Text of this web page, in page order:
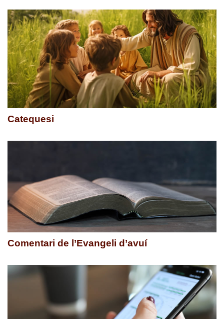
Catequesi
Comentari de l’Evangeli d’avuí